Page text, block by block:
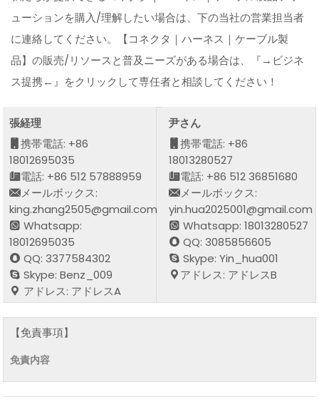
ューションを購入/理解したい場合は、下の当社の営業担当者
に連絡してください。【コネクタ｜ハーネス｜ケーブル製
品】の販売/リソースと普及ニーズがある場合は、『→ビジネ
ス提携←』をクリックして専任者と相談してください！
張経理
携帯電話: +86
18012695035
電話: +86 512 57888959
メールボックス:
king.zhang2505@gmail.com
Whatsapp:
18012695035
QQ: 3377584302
Skype: Benz_009
アドレス: アドレスA
尹さん
携帯電話: +86
18013280527
電話: +86 512 36851680
メールボックス:
yin.hua2025001@gmail.com
Whatsapp: 18013280527
QQ: 3085856605
Skype: Yin_hua001
アドレス: アドレスB
【免責事項】
免責内容